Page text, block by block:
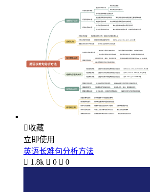
收藏
立即使用
英语长难句分析方法
 1.8k  0  0